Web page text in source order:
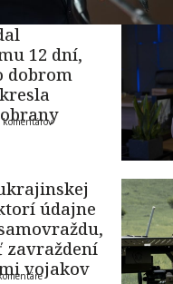
12 dní,
dobrom
komentárov
údajne
zavraždení
vojakov